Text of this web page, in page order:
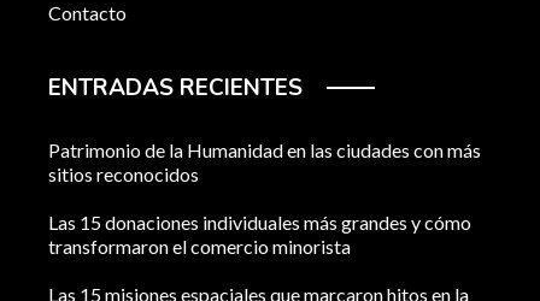
Contacto
ENTRADAS RECIENTES
Patrimonio de la Humanidad en las ciudades con más
sitios reconocidos
Las 15 donaciones individuales más grandes y cómo
transformaron el comercio minorista
Las 15 misiones espaciales que marcaron hitos en la